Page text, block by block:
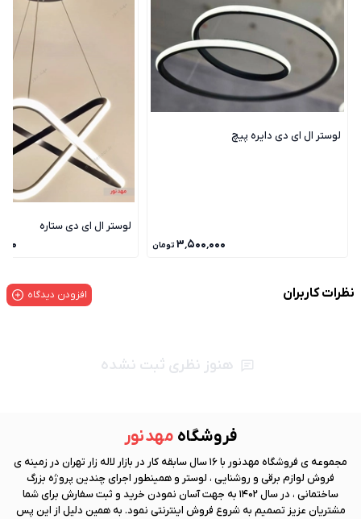
لوستر ال ای دی دایره پیچ
۳٬۵۰۰٬۰۰۰ تومان
لوستر ال ای دی ستاره
نظرات کاربران افزودن دیدگاه
هنوز نظری ثبت نشده
فروشگاه مهد نور
مجموعه ی فروشگاه مهد نور
با 16 سال سابقه کار در بازار لاله زار تهران در زمینه ی
فروش لوازم برقی و روشنایی ، لوستر و همینطور اجرای چندین پروژه بزرگ
ساختمانی ، در سال 1402 به جهت آسان نمودن خرید و ثبت سفارش برای شما
مشتریان عزیز تصمیم به شروع فروش اینترنتی نمود. به همین دلیل از این پس